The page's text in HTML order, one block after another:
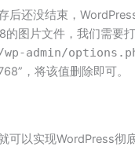
后还没结束，
的图片文件，我们需要
/wp-admin/
，将该值删除即可。
可以实现WordPress彻